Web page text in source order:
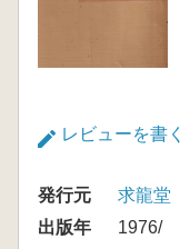
レビューを書く
発行元
求龍堂
出版年
1976/